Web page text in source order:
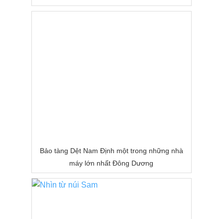
Bảo tàng Dệt Nam Định một trong những nhà
máy lớn nhất Đông Dương